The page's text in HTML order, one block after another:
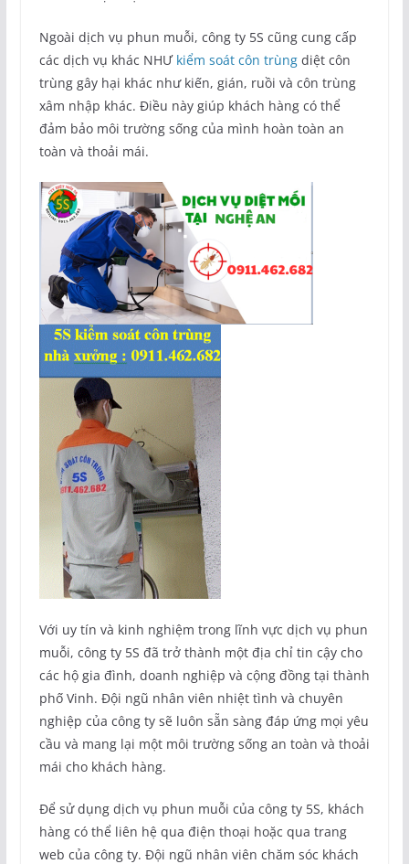
Ngoài dịch vụ phun muỗi, công ty 5S cũng cung cấp
các dịch vụ khác NHƯ kiểm soát côn trùng diệt côn
trùng gây hại khác như kiến, gián, ruồi và côn trùng
xâm nhập khác. Điều này giúp khách hàng có thể
đảm bảo môi trường sống của mình hoàn toàn an
toàn và thoải mái.
Với uy tín và kinh nghiệm trong lĩnh vực dịch vụ phun
muỗi, công ty 5S đã trở thành một địa chỉ tin cậy cho
các hộ gia đình, doanh nghiệp và cộng đồng tại thành
phố Vinh. Đội ngũ nhân viên nhiệt tình và chuyên
nghiệp của công ty sẽ luôn sẵn sàng đáp ứng mọi yêu
cầu và mang lại một môi trường sống an toàn và thoải
mái cho khách hàng.
Để sử dụng dịch vụ phun muỗi của công ty 5S, khách
hàng có thể liên hệ qua điện thoại hoặc qua trang
web của công ty. Đội ngũ nhân viên chăm sóc khách